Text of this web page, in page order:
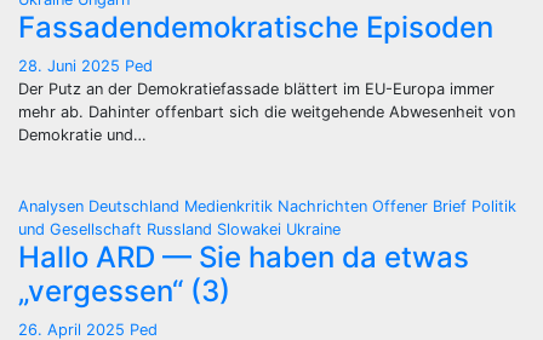
Fassadendemokratische Episoden
28. Juni 2025 Ped
Der Putz an der Demokratiefassade blättert im EU-Europa immer
mehr ab. Dahinter offenbart sich die weitgehende Abwesenheit von
Demokratie und…
Analysen Deutschland Medienkritik Nachrichten Offener Brief Politik
und Gesellschaft Russland Slowakei Ukraine
Hallo ARD — Sie haben da etwas
„vergessen“ (3)
26. April 2025 Ped